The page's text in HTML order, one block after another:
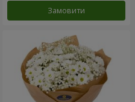
Замовити